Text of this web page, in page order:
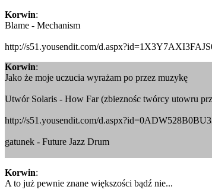
Korwin:
Blame - Mechanism
http://s51.yousendit.com/
Korwin:
Jako że moje uczucia wyrażam po przez muzykę
Utwór Solaris - How Far (zbieznośc twórcy utowru
http://s51.yousendit.com/
gatunek - Future Jazz Drum
Korwin:
A to już pewnie znane większości bądź nie...